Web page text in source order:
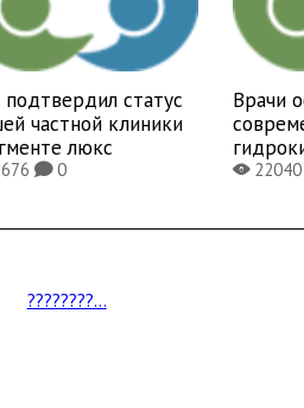
подтвердил статус
частной клиники
люкс
K0
Врачи
X
????????...